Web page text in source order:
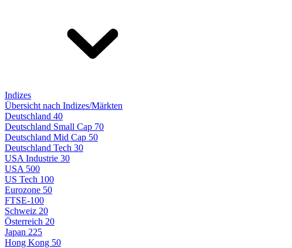
Indizes
Übersicht nach Indizes/Märkten
Deutschland 40
Deutschland Small Cap 70
Deutschland Mid Cap 50
Deutschland Tech 30
USA Industrie 30
USA 500
US Tech 100
Eurozone 50
FTSE-100
Schweiz 20
Österreich 20
Japan 225
Hong Kong 50